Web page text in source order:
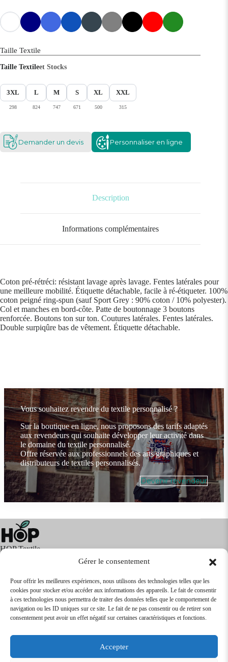
Gérer le consentement
Pour offrir les meilleures expériences, nous utilisons des technologies telles que les
cookies pour stocker et/ou accéder aux informations des appareils. Le fait de consentir
à ces technologies nous permettra de traiter des données telles que le comportement de
navigation ou les ID uniques sur ce site. Le fait de ne pas consentir ou de retirer son
consentement peut avoir un effet négatif sur certaines caractéristiques et fonctions.
Accepter
Taille Textile
Taille Textileet Stocks
3XL
298
L
824
M
747
S
671
XL
500
XXL
315
Demander un devis Personnaliser en ligne
Description
Informations complémentaires
Coton pré-rétréci: résistant lavage après lavage. Fentes latérales pour
une meilleure mobilité. Étiquette détachable, facile à ré-étiqueter. 100%
coton peigné ring-spun (sauf Sport Grey : 90% coton / 10% polyester).
Col et manches en bord-côte. Patte de boutonnage 3 boutons
renforcée. Boutons ton sur ton. Coutures latérales. Fentes latérales.
Double surpiqûre bas de vêtement. Étiquette détachable.
Vous souhaitez revendre du textile personnalisé ?
Sur la boutique en ligne, nous proposons des tarifs adaptés
aux revendeurs qui souhaite développer leur activité dans
le domaine du textile personnalisé.
Offre réservée aux professionnels des arts graphiques et
distributeurs de textiles personnalisés.
Devenir revendeur
HOP Textile
Textile Articles Publicitaires
Infos
Boutique en ligne
Express 24H
Tarifs Revendeurs